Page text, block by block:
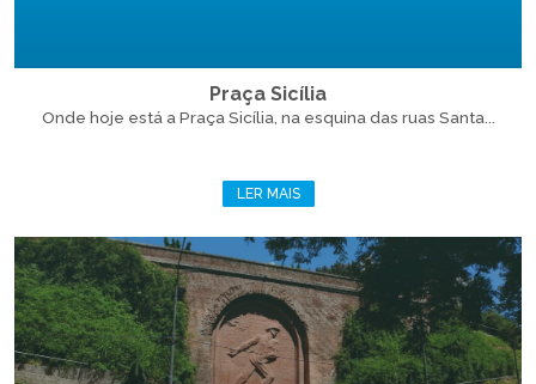
Praça Sicília
Onde hoje está a Praça Sicília, na esquina das ruas Santa...
LER MAIS